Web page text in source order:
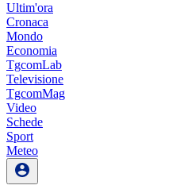
Ultim'ora
Cronaca
Mondo
Economia
TgcomLab
Televisione
TgcomMag
Video
Schede
Sport
Meteo